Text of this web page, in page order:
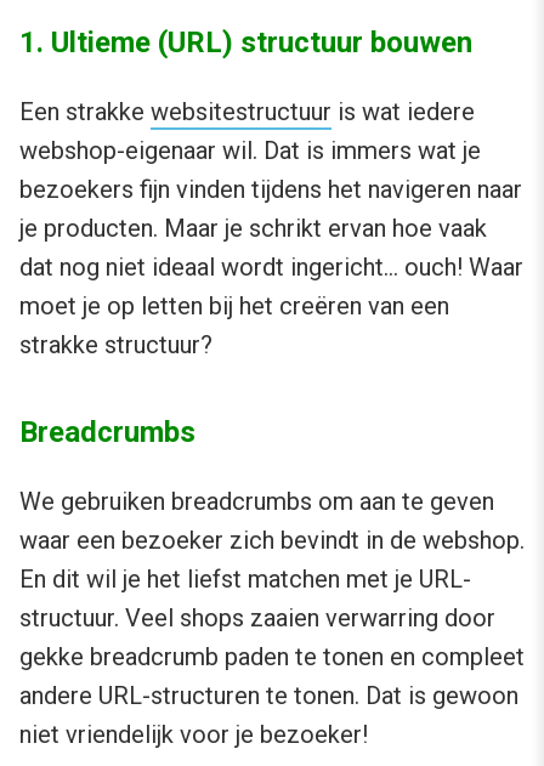
1. Ultieme (URL) structuur bouwen
Een strakke websitestructuur is wat iedere
webshop-eigenaar wil. Dat is immers wat je
bezoekers fijn vinden tijdens het navigeren naar
je producten. Maar je schrikt ervan hoe vaak
dat nog niet ideaal wordt ingericht… ouch! Waar
moet je op letten bij het creëren van een
strakke structuur?
Breadcrumbs
We gebruiken breadcrumbs om aan te geven
waar een bezoeker zich bevindt in de webshop.
En dit wil je het liefst matchen met je URL-
structuur. Veel shops zaaien verwarring door
gekke breadcrumb paden te tonen en compleet
andere URL-structuren te tonen. Dat is gewoon
niet vriendelijk voor je bezoeker!